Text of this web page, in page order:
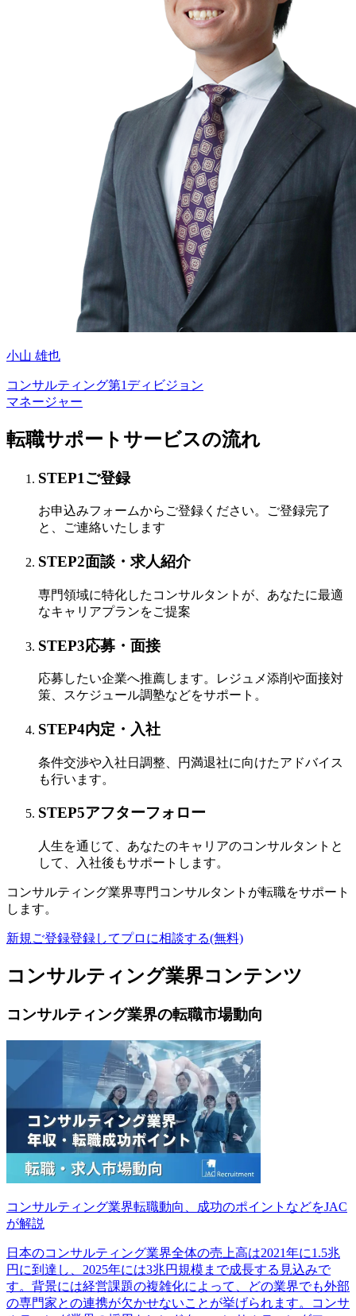
小山 雄也
コンサルティング第1ディビジョン
マネージャー
転職サポートサービスの流れ
STEP1 ご登録
お申込みフォームからご登録ください。ご登録完了
と、ご連絡いたします
STEP2面談・求人紹介
専門領域に特化したコンサルタントが、あなたに最適
なキャリアプランをご提案
STEP3応募・面接
応募したい企業へ推薦します。レジュメ添削や面接対
策、スケジュール調塾などをサポート。
STEP4内定・入社
条件交渉や入社日調整、円満退社に向けたアドバイス
も行います。
STEP5アフターフォロー
人生を通じて、あなたのキャリアのコンサルタントと
して、入社後もサポートします。
コンサルティング業界専門コンサルタントが転職をサポート
します。
新規ご登録登録してプロに相談する(無料)
コンサルティング業界コンテンツ
コンサルティング業界の転職市場動向
コンサルティング業界転職動向、成功のポイントなどをJAC
が解説
日本のコンサルティング業界全体の売上高は2021年に1.5兆
円に到達し、2025年には3兆円規模まで成長する見込みで
す。背景には経営課題の複雑化によって、どの業界でも外部
の専門家との連携が欠かせないことが挙げられます。コンサ